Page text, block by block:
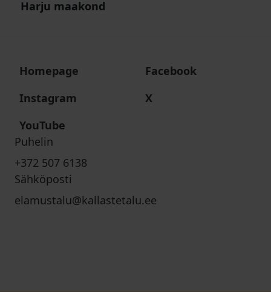
Harju maakond
Homepage
Facebook
Instagram
X
YouTube
Puhelin
+372 507 6138
Sähköposti
elamustalu@kallastetalu.ee